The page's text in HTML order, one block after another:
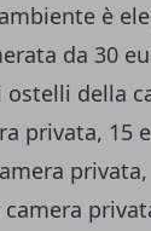
è
da 30
della
privata,
camera